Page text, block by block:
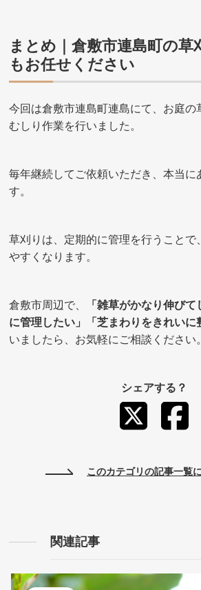
まとめ｜倉敷市連島町の草
もお任せください
今回は倉敷市連島町連島にて、お庭の
むしり作業を行いました。
毎年継続してご依頼いただき、本当に
す。
草刈りは、定期的に管理を行うことで
やすくなります。
倉敷市周辺で、
「雑草がかなり伸び
に管理したい」「芝まわりをきれいに
いましたら、お気軽にご相談ください。
シェアする？
このカテゴリの記事一覧
関連記事